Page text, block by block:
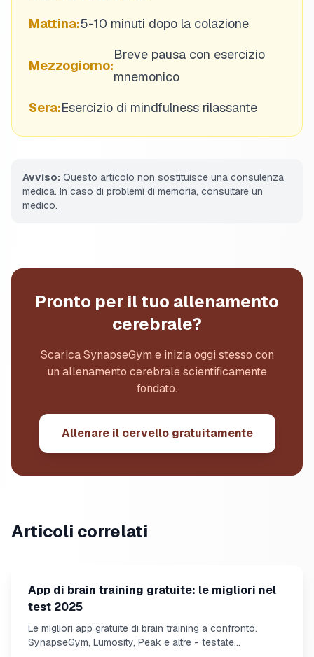
Mattina:5-10 minuti dopo la colazione
Mezzogiorno:
Breve pausa con esercizio
mnemonico
Sera:Esercizio di mindfulness rilassante
Avviso: Questo articolo non sostituisce una consulenza
medica. In caso di problemi di memoria, consultare un
medico.
Pronto per il tuo allenamento
cerebrale?
Scarica SynapseGym e inizia oggi stesso con
un allenamento cerebrale scientificamente
fondato.
Allenare il cervello gratuitamente
Articoli correlati
App di brain training gratuite: le migliori nel
test 2025
Le migliori app gratuite di brain training a confronto.
SynapseGym, Lumosity, Peak e altre - testate